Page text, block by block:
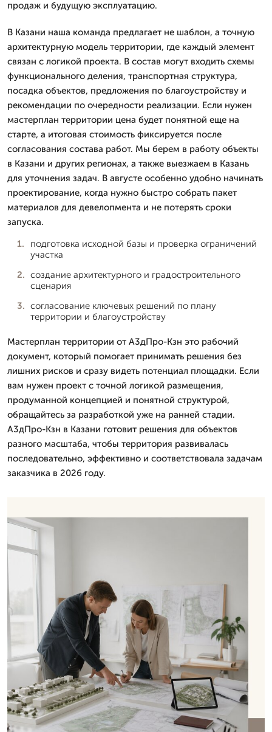
продаж и будущую эксплуатацию.
В Казани наша команда предлагает не шаблон, а точную
архитектурную модель территории, где каждый элемент
связан с логикой проекта. В состав могут входить схемы
функционального деления, транспортная структура,
посадка объектов, предложения по благоустройству и
рекомендации по очередности реализации. Если нужен
мастерплан территории цена будет понятной еще на
старте, а итоговая стоимость фиксируется после
согласования состава работ. Мы берем в работу объекты
в Казани и других регионах, а также выезжаем в Казань
для уточнения задач. В августе особенно удобно начинать
проектирование, когда нужно быстро собрать пакет
материалов для девелопмента и не потерять сроки
запуска.
подготовка исходной базы и проверка ограничений
участка
создание архитектурного и градостроительного
сценария
согласование ключевых решений по плану
территории и благоустройству
Мастерплан территории от А3дПро-Кзн это рабочий
документ, который помогает принимать решения без
лишних рисков и сразу видеть потенциал площадки. Если
вам нужен проект с точной логикой размещения,
продуманной концепцией и понятной структурой,
обращайтесь за разработкой уже на ранней стадии.
А3дПро-Кзн в Казани готовит решения для объектов
разного масштаба, чтобы территория развивалась
последовательно, эффективно и соответствовала задачам
заказчика в 2026 году.